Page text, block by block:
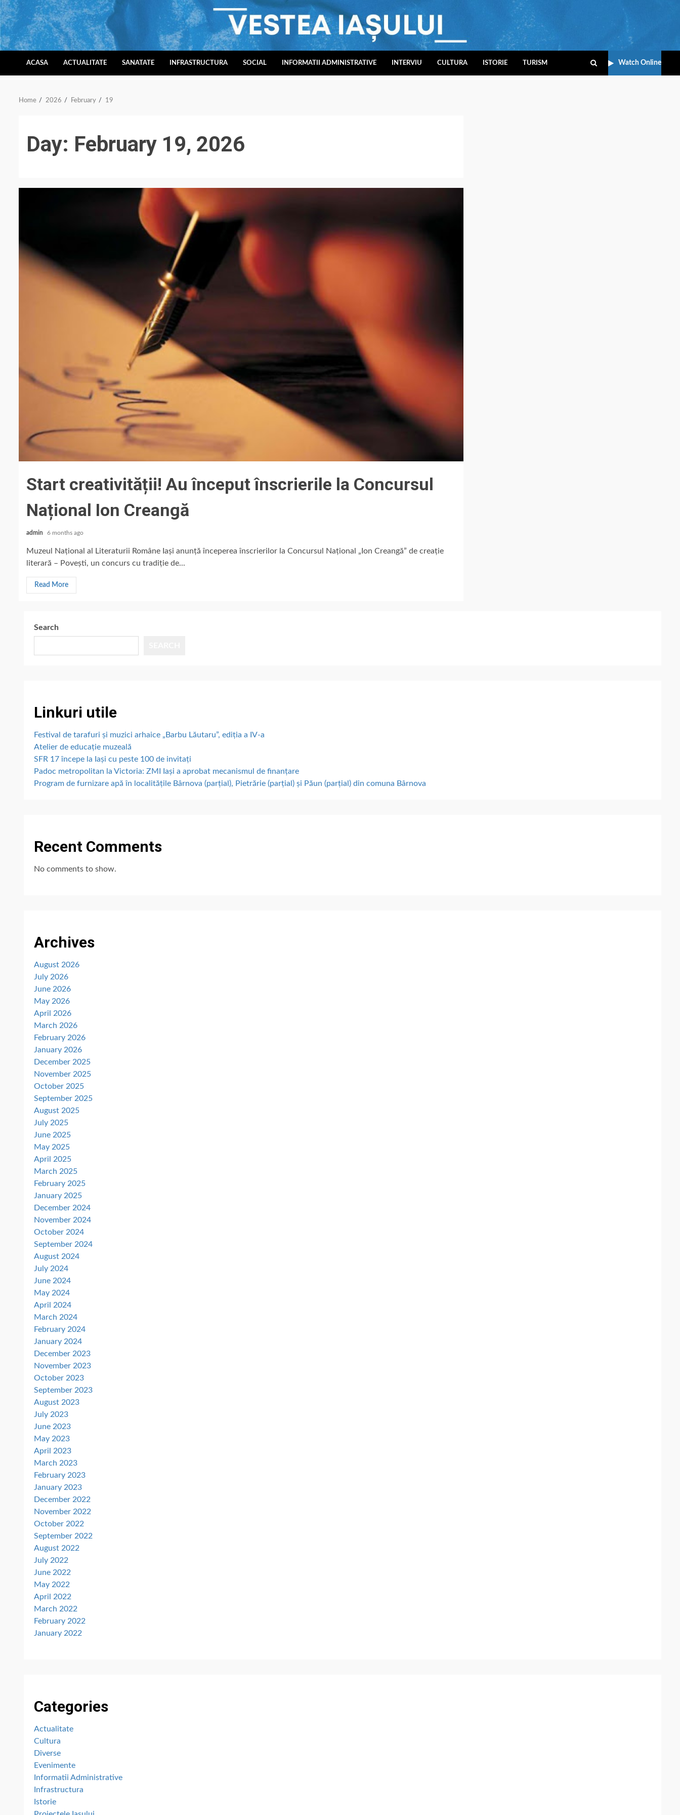
Skip
to
content
ACASA ACTUALITATE SANATATE INFRASTRUCTURA SOCIAL INFORMATII ADMINISTRATIVE INTERVIU CULTURA ISTORIE TURISM Watch Online
Home 2026 February 19
Day: February 19, 2026
Start creativității! Au început înscrierile la Concursul
Național Ion Creangă
admin 6 months ago
Muzeul Național al Literaturii Române Iași anunță începerea înscrierilor la Concursul Național „Ion Creangă” de creație
literară – Povești, un concurs cu tradiție de...
Read More
Search
Linkuri utile
Festival de tarafuri și muzici arhaice „Barbu Lăutaru”, ediția a IV-a
Atelier de educație muzeală
SFR 17 începe la Iași cu peste 100 de invitați
Padoc metropolitan la Victoria: ZMI Iași a aprobat mecanismul de finanțare
Program de furnizare apă în localitățile Bârnova (parțial), Pietrărie (parțial) și Păun (parțial) din comuna Bârnova
Recent Comments
No comments to show.
Archives
August 2026
July 2026
June 2026
May 2026
April 2026
March 2026
February 2026
January 2026
December 2025
November 2025
October 2025
September 2025
August 2025
July 2025
June 2025
May 2025
April 2025
March 2025
February 2025
January 2025
December 2024
November 2024
October 2024
September 2024
August 2024
July 2024
June 2024
May 2024
April 2024
March 2024
February 2024
January 2024
December 2023
November 2023
October 2023
September 2023
August 2023
July 2023
June 2023
May 2023
April 2023
March 2023
February 2023
January 2023
December 2022
November 2022
October 2022
September 2022
August 2022
July 2022
June 2022
May 2022
April 2022
March 2022
February 2022
January 2022
Categories
Actualitate
Cultura
Diverse
Evenimente
Informatii Administrative
Infrastructura
Istorie